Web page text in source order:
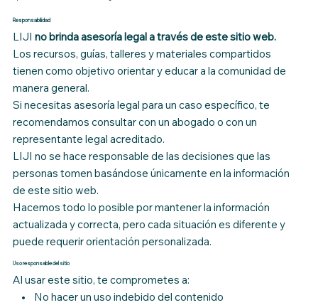
LIJI no brinda asesoría legal a través de este sitio web.
Los recursos, guías, talleres y materiales compartidos
tienen como objetivo orientar y educar a la comunidad de
manera general.
Si necesitas asesoría legal para un caso específico, te
recomendamos consultar con un abogado o con un
representante legal acreditado.
Responsabilidad
LIJI no se hace responsable de las decisiones que las
personas tomen basándose únicamente en la información
de este sitio web.
Hacemos todo lo posible por mantener la información
actualizada y correcta, pero cada situación es diferente y
puede requerir orientación personalizada.
Uso responsable del sitio
Al usar este sitio, te comprometes a:
• No hacer un uso indebido del contenido